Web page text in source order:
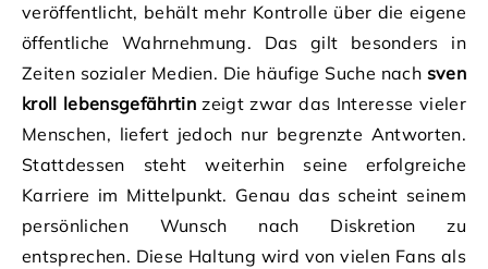
veröffentlicht, behält mehr Kontrolle über die eigene
öffentliche Wahrnehmung. Das gilt besonders in
Zeiten sozialer Medien. Die häufige Suche nach sven
kroll lebensgefährtinzeigt zwar das Interesse vieler
Menschen, liefert jedoch nur begrenzte Antworten.
Stattdessen steht weiterhin seine erfolgreiche
Karriere im Mittelpunkt. Genau das scheint seinem
persönlichen Wunsch nach Diskretion zu
entsprechen. Diese Haltung wird von vielen Fans als